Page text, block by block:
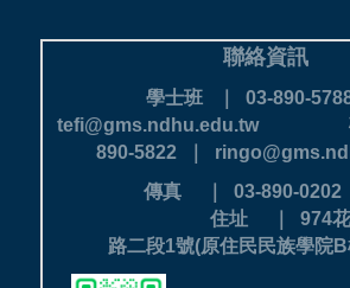
聯絡資訊
學士班 ｜ 03-890-
tefi@gms.ndhu.edu.tw
890-5822 ｜
傳真 ｜ 03-
住址 ｜ 974花
路二段1號(原住民民族學院